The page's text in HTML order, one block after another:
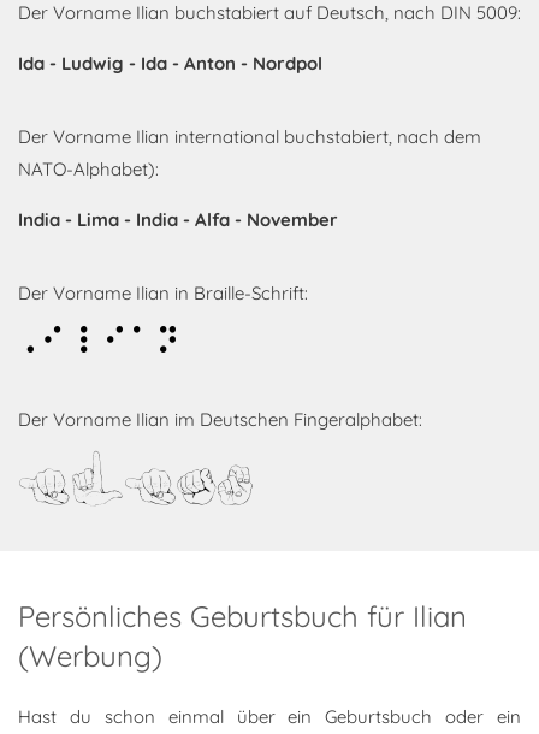
Der Vorname Ilian buchstabiert auf Deutsch, nach DIN 5009:
Ida - Ludwig - Ida - Anton - Nordpol
Der Vorname Ilian international buchstabiert, nach dem
NATO-Alphabet):
India - Lima - India - Alfa - November
Der Vorname Ilian in Braille-Schrift:
Ilian
Der Vorname Ilian im Deutschen Fingeralphabet:
Ilian
Persönliches Geburtsbuch für Ilian
(Werbung)
Hast du schon einmal über ein Geburtsbuch oder ein